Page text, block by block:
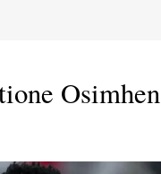
Osimhen